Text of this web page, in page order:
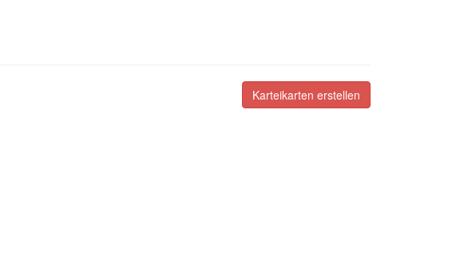
Karteikarten erstellen